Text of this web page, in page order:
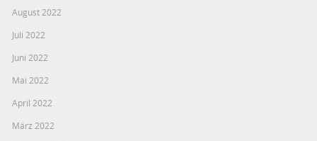
August 2022
Juli 2022
Juni 2022
Mai 2022
April 2022
März 2022